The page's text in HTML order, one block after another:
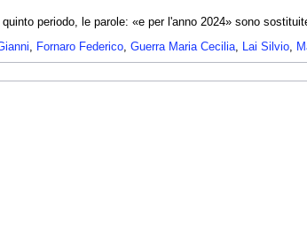
periodo, le parole: «e per l'anno 2024» sono
, Fornaro Federico, Guerra Maria Cecilia, Lai Silvio,